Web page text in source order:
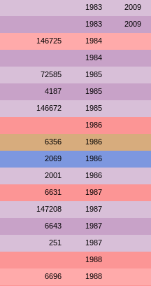
1983 2009
1983 2009
146725 1984
1984
72585 1985
4187 1985
146672 1985
1986
6356 1986
2069 1986
2001 1986
6631 1987
147208 1987
6643 1987
251 1987
1988
6696 1988